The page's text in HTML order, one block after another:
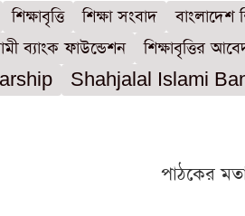
শিক্ষাবৃত্তি শিক্ষা সংবাদ বাংলাদেশ
ব্যাংক ফাউন্ডেশন
শিক্ষাবৃত্তির
Shahjalal Islami
পাঠকের